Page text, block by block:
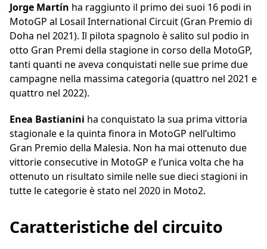
Jorge Martín ha raggiunto il primo dei suoi 16 podi in
MotoGP al Losail International Circuit (Gran Premio di
Doha nel 2021). Il pilota spagnolo è salito sul podio in
otto Gran Premi della stagione in corso della MotoGP,
tanti quanti ne aveva conquistati nelle sue prime due
campagne nella massima categoria (quattro nel 2021 e
quattro nel 2022).
Enea Bastianini ha conquistato la sua prima vittoria
stagionale e la quinta finora in MotoGP nell’ultimo
Gran Premio della Malesia. Non ha mai ottenuto due
vittorie consecutive in MotoGP e l’unica volta che ha
ottenuto un risultato simile nelle sue dieci stagioni in
tutte le categorie è stato nel 2020 in Moto2.
Caratteristiche del circuito